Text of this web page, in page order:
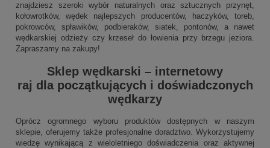
znajdziesz szeroki wybór naturalnych oraz sztucznych przynęt,
kołowrotków, wędek najlepszych producentów, haczyków, toreb,
pokrowców, spławików, podbieraków, siatek, pontonów, a nawet
wędkarskiej odzieży czy krzeseł do łowienia przy brzegu jeziora.
Zapraszamy na zakupy!
Sklep wędkarski – internetowy
raj dla początkujących i doświadczonych
wędkarzy
Oprócz ogromnego wyboru produktów dostępnych w naszym
sklepie, oferujemy także profesjonalne doradztwo. Wykorzystujemy
wiedzę wynikającą z wieloletniego doświadczenia oraz aktywnej